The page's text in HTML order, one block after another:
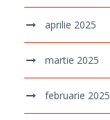
aprilie 2025
martie 2025
februarie 2025